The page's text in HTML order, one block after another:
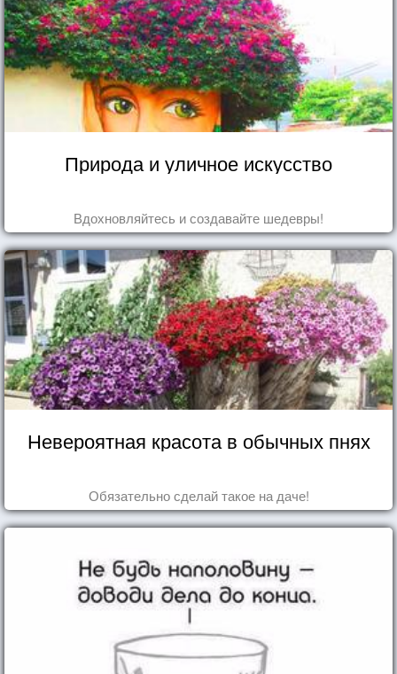
Природа и уличное искусство
Вдохновляйтесь и создавайте шедевры!
Невероятная красота в обычных пнях
Обязательно сделай такое на даче!